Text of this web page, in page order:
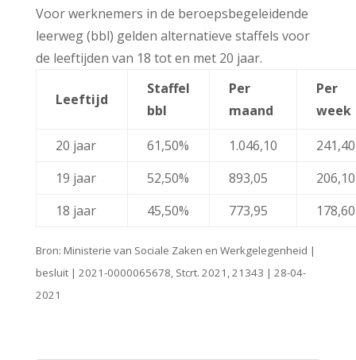
Voor werknemers in de beroepsbegeleidende
leerweg (bbl) gelden alternatieve staffels voor
de leeftijden van 18 tot en met 20 jaar.
Leeftijd
Staffel
bbl
Per
maand
Per
week
20 jaar
61,50% 1.046,10
241,40
19 jaar
52,50% 893,05
206,10
18 jaar
45,50% 773,95 178,60
Bron: Ministerie van Sociale Zaken en Werkgelegenheid |
besluit | 2021-0000065678, Stcrt. 2021, 21343 | 28-04-
2021